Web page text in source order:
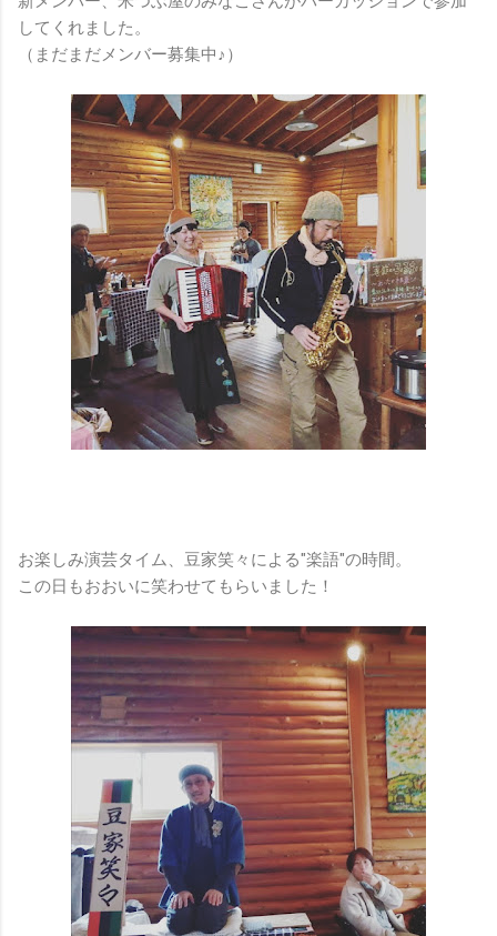
してくれました。
（まだまだメンバー募集中♪）
お楽しみ演芸タイム、豆家笑々による"楽語"の時間。
この日もおおいに笑わせてもらいました！